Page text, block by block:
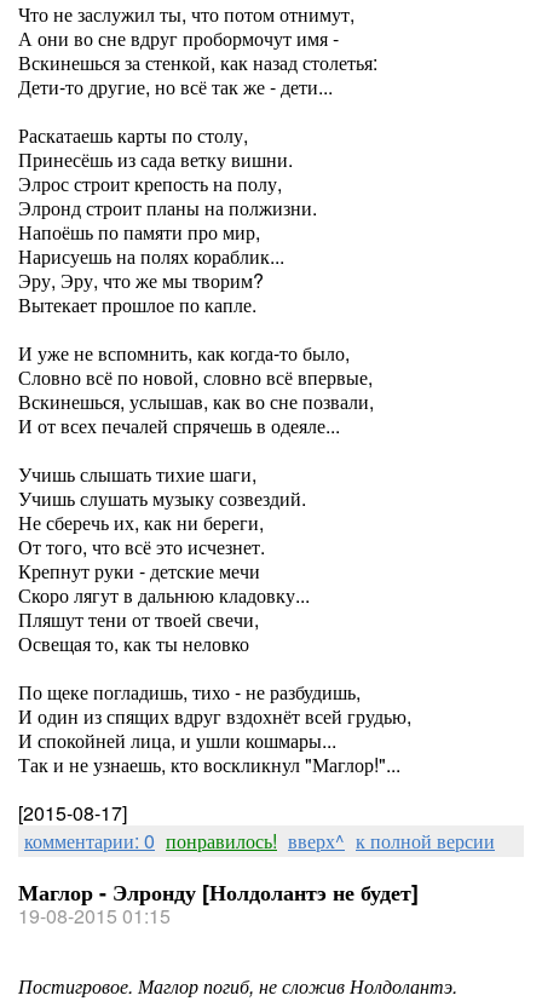
Что не заслужил ты, что потом отнимут,
А они во сне вдруг пробормочут имя -
Вскинешься за стенкой, как назад столетья:
Дети-то другие, но всё так же - дети...
Раскатаешь карты по столу,
Принесёшь из сада ветку вишни.
Элрос строит крепость на полу,
Элронд строит планы на полжизни.
Напоёшь по памяти про мир,
Нарисуешь на полях кораблик...
Эру, Эру, что же мы творим?
Вытекает прошлое по капле.
И уже не вспомнить, как когда-то было,
Словно всё по новой, словно всё впервые,
Вскинешься, услышав, как во сне позвали,
И от всех печалей спрячешь в одеяле...
Учишь слышать тихие шаги,
Учишь слушать музыку созвездий.
Не сберечь их, как ни береги,
От того, что всё это исчезнет.
Крепнут руки - детские мечи
Скоро лягут в дальнюю кладовку...
Пляшут тени от твоей свечи,
Освещая то, как ты неловко
По щеке погладишь, тихо - не разбудишь,
И один из спящих вдруг вздохнёт всей грудью,
И спокойней лица, и ушли кошмары...
Так и не узнаешь, кто воскликнул "Маглор!"...
[2015-08-17]
комментарии: 0 понравилось! вверх^ к полной версии
Маглор - Элронду [Нолдолантэ не будет]
19-08-2015 01:15
Постигровое. Маглор погиб, не сложив Нолдолантэ.